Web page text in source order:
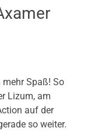
Spaß! So
Lizum, am
auf der
so weiter.